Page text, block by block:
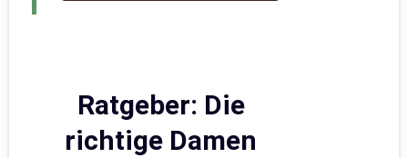
Ratgeber: Die
richtige Damen